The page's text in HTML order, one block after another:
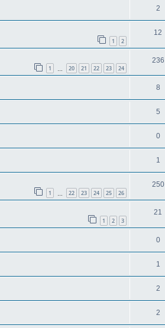
2
1 2
12
1 20 21 22 23 24
236
8
5
0
1
1 22 23 24 25 26
250
1 2 3
21
0
1
2
2